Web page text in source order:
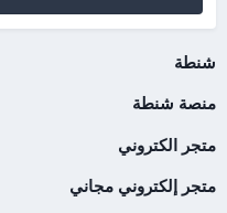
شنطة
منصة شنطة
متجر الكتروني
متجر إلكتروني مجاني